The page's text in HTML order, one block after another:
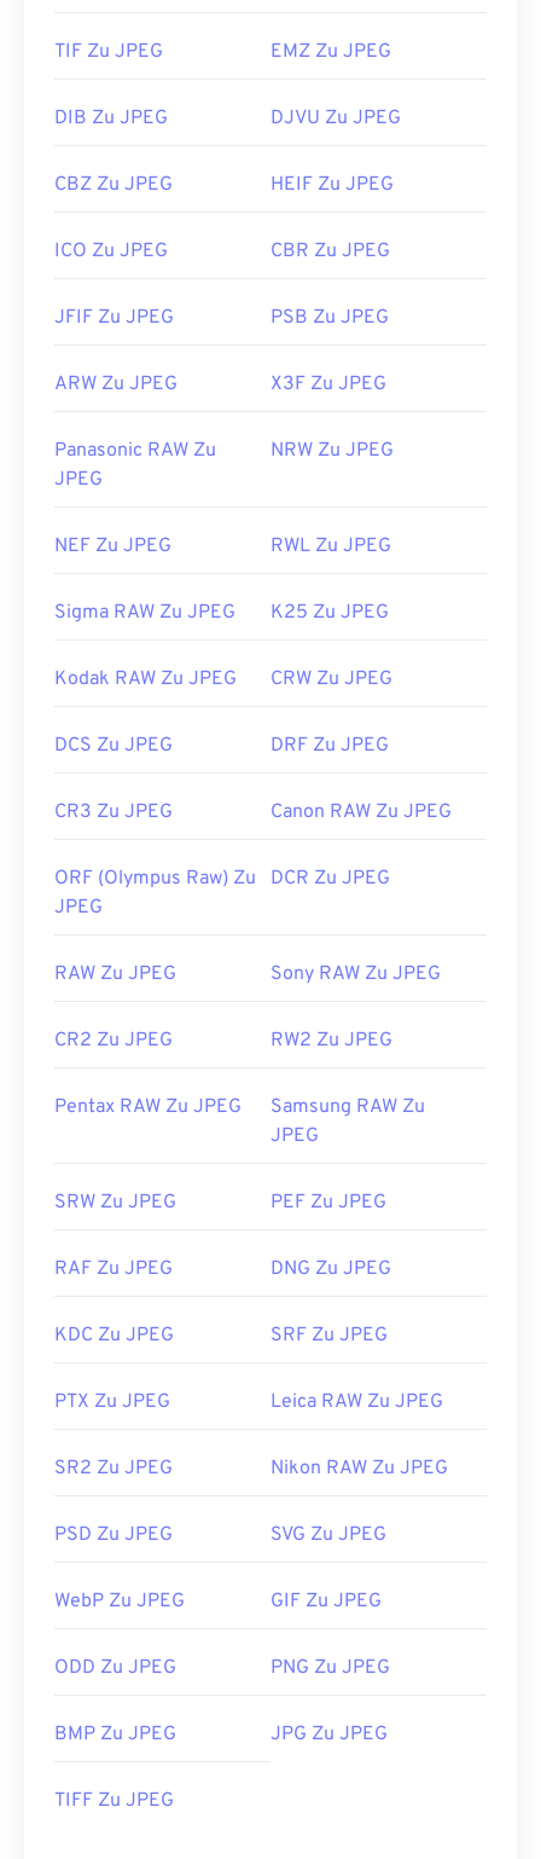
TIF Zu JPEG EMZ Zu JPEG
DIB Zu JPEG DJVU Zu JPEG
CBZ Zu JPEG HEIF Zu JPEG
ICO Zu JPEG CBR Zu JPEG
JFIF Zu JPEG PSB Zu JPEG
ARW Zu JPEG X3F Zu JPEG
Panasonic RAW Zu
JPEG
NRW Zu JPEG
NEF Zu JPEG RWL Zu JPEG
Sigma RAW Zu JPEG K25 Zu JPEG
Kodak RAW Zu JPEG CRW Zu JPEG
DCS Zu JPEG DRF Zu JPEG
CR3 Zu JPEG Canon RAW Zu JPEG
ORF (Olympus Raw) Zu
JPEG
DCR Zu JPEG
RAW Zu JPEG Sony RAW Zu JPEG
CR2 Zu JPEG RW2 Zu JPEG
Pentax RAW Zu JPEG
Samsung RAW Zu
JPEG
SRW Zu JPEG PEF Zu JPEG
RAF Zu JPEG DNG Zu JPEG
KDC Zu JPEG SRF Zu JPEG
PTX Zu JPEG Leica RAW Zu JPEG
SR2 Zu JPEG Nikon RAW Zu JPEG
PSD Zu JPEG SVG Zu JPEG
WebP Zu JPEG GIF Zu JPEG
ODD Zu JPEG PNG Zu JPEG
BMP Zu JPEG JPG Zu JPEG
TIFF Zu JPEG